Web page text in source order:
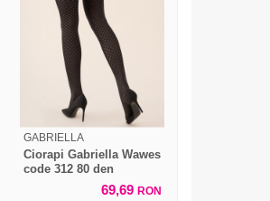
GABRIELLA
Ciorapi Gabriella Wawes
code 312 80 den
69,69 RON